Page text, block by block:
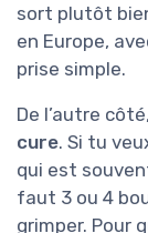
sort plutôt
en Europe,
prise simple.
De l’autre
cure. Si tu
qui est
faut 3 ou 4
grimper. Pour